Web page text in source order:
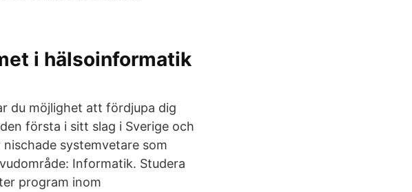
i hälsoinformatik
du möjlighet att fördjupa dig
första i sitt slag i Sverige och
systemvetare som
Informatik. Studera
program inom